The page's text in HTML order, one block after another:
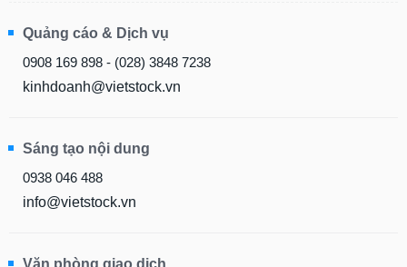
Quảng cáo & Dịch vụ
0908 169 898 - (028) 3848 7238
kinhdoanh@vietstock.vn
Sáng tạo nội dung
0938 046 488
info@vietstock.vn
Văn phòng giao dịch